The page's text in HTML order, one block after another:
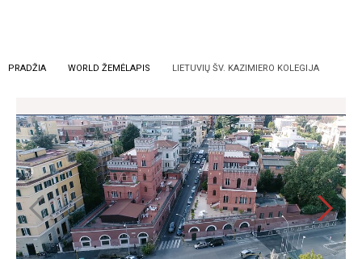
PRADŽIA WORLD ŽEMĖLAPIS LIETUVIŲ ŠV. KAZIMIERO KOLEGIJA